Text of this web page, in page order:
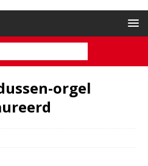
orgel